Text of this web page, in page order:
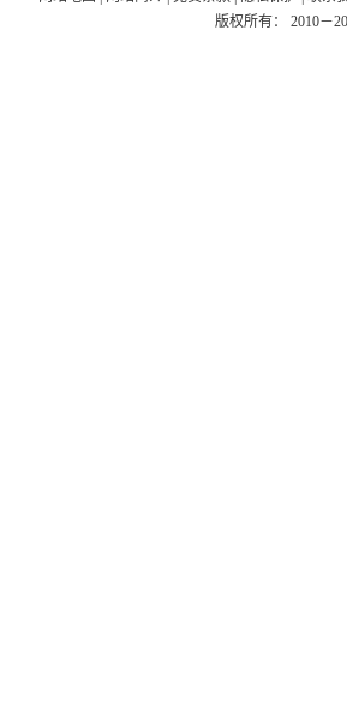
版权所有： 2010－